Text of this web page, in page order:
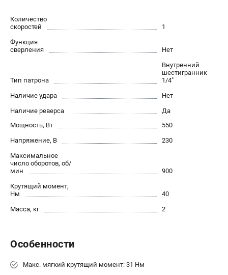
ИНФОРМАЦИЯ
Контакты
О компании
О бренде
Политика обработки персональных данных
Новости
Программа бонусов
Пользовательское соглашение
СЕТЕВОЙ ЭЛЕКТРОИНСТРУМЕНТ
Угловые шлифмашины (УШМ)
Лобзики
Количество
скоростей
1
Функция
сверления
Нет
Тип патрона
Внутренний
шестигранник
1/4"
Наличие удара
Нет
Наличие реверса
Да
Мощность, Вт
550
Напряжение, В
230
Максимальное
число оборотов, об/
мин
900
Крутящий момент,
Нм
40
Масса, кг
2
Особенности
Макс. мягкий крутящий момент: 31 Нм